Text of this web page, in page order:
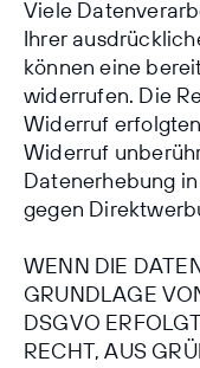
Viele
Ihrer
können eine
widerrufen. Die
Widerruf
Widerruf
Datenerhebung
gegen
WENN DIE
GRUNDLAGE
DSGVO
RECHT, AUS